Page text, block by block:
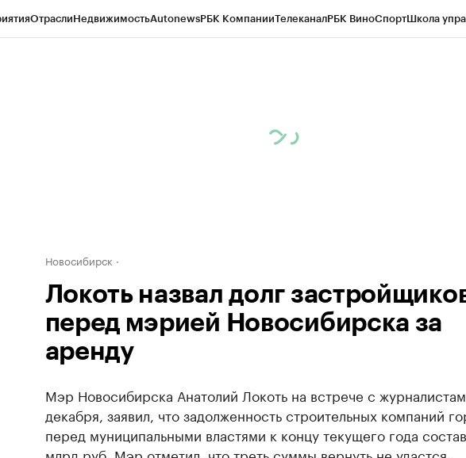
ОтраслиНедвижимостьAutonewsРБК КомпанииТелеканалРБК ВиноСпортШкола
Новосибирск
Локоть назвал долг
перед мэрией Новосибирска за
аренду
Мэр Новосибирска Анатолий Локоть на встрече с
декабря, заявил, что задолженность строительных компаний
перед муниципальными властями к концу текущего года